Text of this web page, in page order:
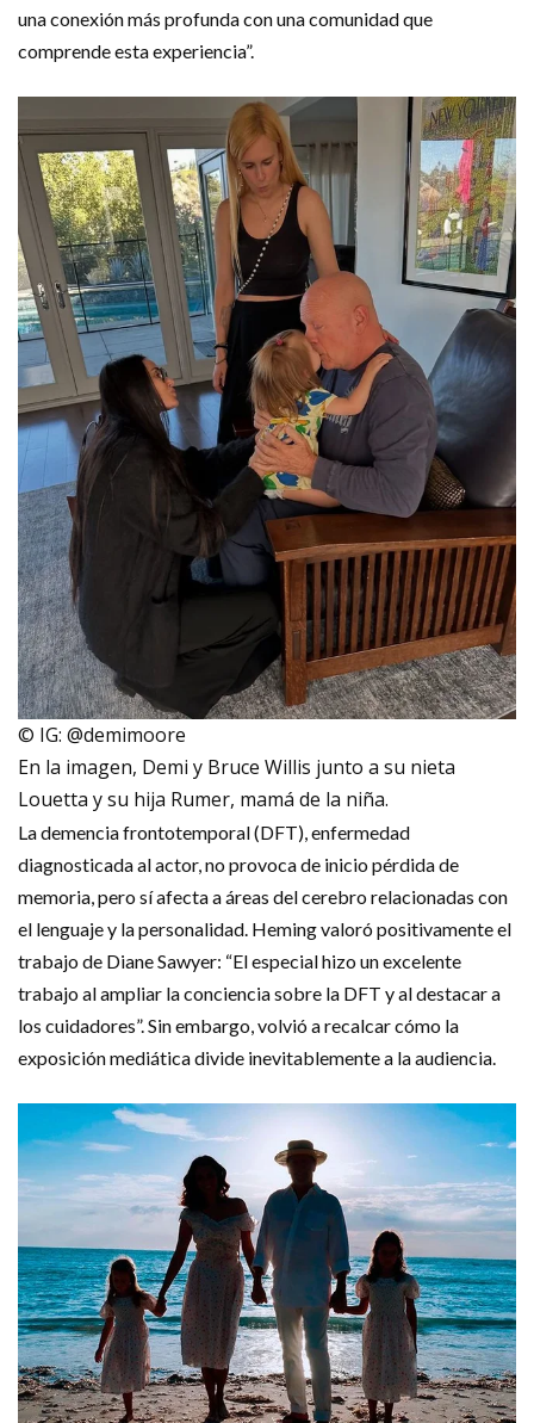
una conexión más profunda con una comunidad que
comprende esta experiencia”.
© IG: @demimoore
En la imagen, Demi y Bruce Willis junto a su nieta
Louetta y su hija Rumer, mamá de la niña.
La demencia frontotemporal (DFT), enfermedad
diagnosticada al actor, no provoca de inicio pérdida de
memoria, pero sí afecta a áreas del cerebro relacionadas con
el lenguaje y la personalidad. Heming valoró positivamente el
trabajo de Diane Sawyer: “El especial hizo un excelente
trabajo al ampliar la conciencia sobre la DFT y al destacar a
los cuidadores”. Sin embargo, volvió a recalcar cómo la
exposición mediática divide inevitablemente a la audiencia.